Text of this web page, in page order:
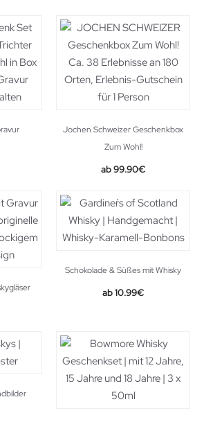
Jochen Schweizer Geschenkbox
Zum Wohl!
99.90€
Schokolade & Süßes mit Whisky
10.99€